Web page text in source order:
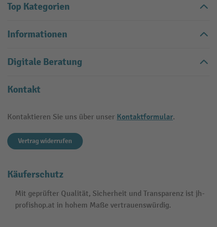
Top Kategorien
Informationen
Digitale Beratung
Kontakt
Kontaktieren Sie uns über unser Kontaktformular.
Vertrag widerrufen
Käuferschutz
Mit geprüfter Qualität, Sicherheit und Transparenz ist jh-
profishop.at in hohem Maße vertrauenswürdig.